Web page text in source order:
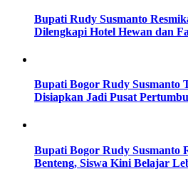
Bupati Rudy Susmanto
Dilengkapi Hotel Hewan dan
Bupati Bogor Rudy Susmanto
Disiapkan Jadi Pusat
Bupati Bogor Rudy Susmanto
Benteng, Siswa Kini Belajar